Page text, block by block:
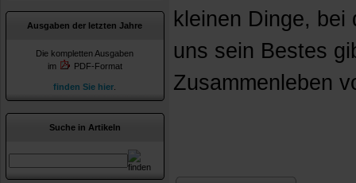
Ausgaben der letzten Jahre
Die kompletten Ausgaben
im
PDF-Format
finden Sie hier
Suche in Artikeln
kleinen Dinge, bei
uns sein Bestes
Zusammenleben